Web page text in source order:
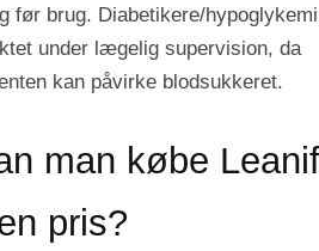
før brug. Diabetikere/
under lægelig supervision, da
kan påvirke blodsukkeret.
man købe
pris?